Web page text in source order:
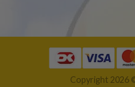
Copyright 2026